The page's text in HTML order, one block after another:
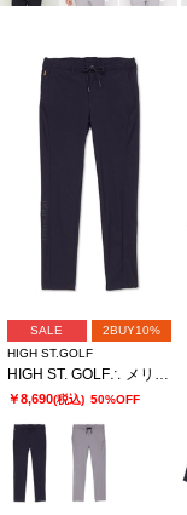
SALE
2BUY10%
HIGH ST.GOLF
HIGH ST. GOLF∴ メリルハイテンション スリムイージーパンツ
￥8,690(税込) 50%OFF